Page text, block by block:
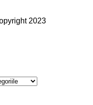
2023